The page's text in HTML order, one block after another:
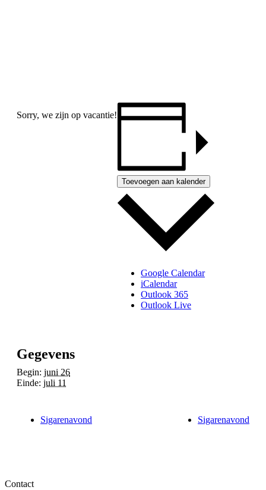
Sorry, we zijn op vacantie!
Toevoegen aan kalender
Google Calendar
iCalendar
Outlook 365
Outlook Live
Gegevens
Begin: juni 26
Einde: juli 11
Sigarenavond Sigarenavond
Contact